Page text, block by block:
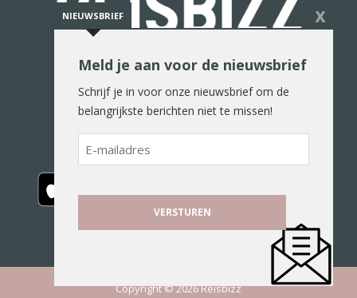
De reiswereld in woord en beeld
Copyright © 2026 Reisbizz
NIEUWSBRIEF X
Meld je aan voor de nieuwsbrief
Schrijf je in voor onze nieuwsbrief om de
belangrijkste berichten niet te missen!
E-
mailadres